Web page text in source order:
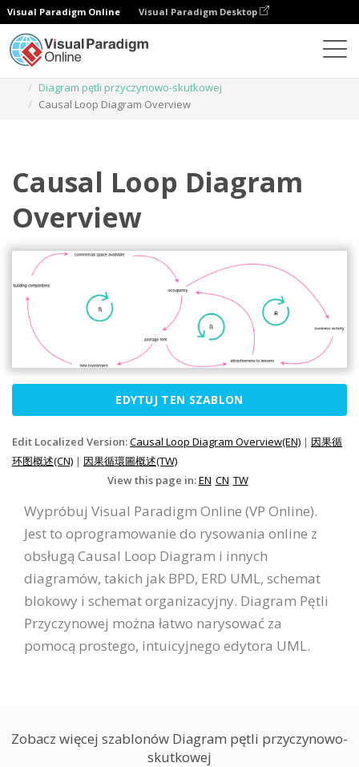
Visual Paradigm Online Visual Paradigm Desktop
Diagram pętli przyczynowo-skutkowej
Causal Loop Diagram Overview
Causal Loop Diagram
Overview
EDYTUJ TEN SZABLON
Edit Localized Version:Causal Loop Diagram Overview(EN) | 因果循
环图概述(CN) | 因果循環圖概述(TW)
View this page in:EN CN TW
Wypróbuj Visual Paradigm Online (VP Online).
Jest to oprogramowanie do rysowania online z
obsługą Causal Loop Diagram i innych
diagramów, takich jak BPD, ERD UML, schemat
blokowy i schemat organizacyjny. Diagram Pętli
Przyczynowej można łatwo narysować za
pomocą prostego, intuicyjnego edytora UML.
Zobacz więcej szablonów Diagram pętli przyczynowo-
skutkowej